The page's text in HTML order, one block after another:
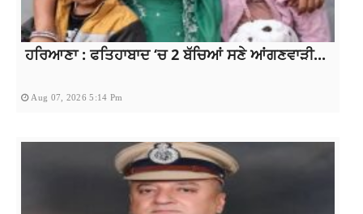
ਹਰਿਆਣਾ : ਫਤਿਹਾਬਾਦ ‘ਚ 2 ਬੱਚਿਆਂ ਸਣੇ ਆਂਗਣਵਾੜੀ...
Aug 07, 2026 5:14 Pm